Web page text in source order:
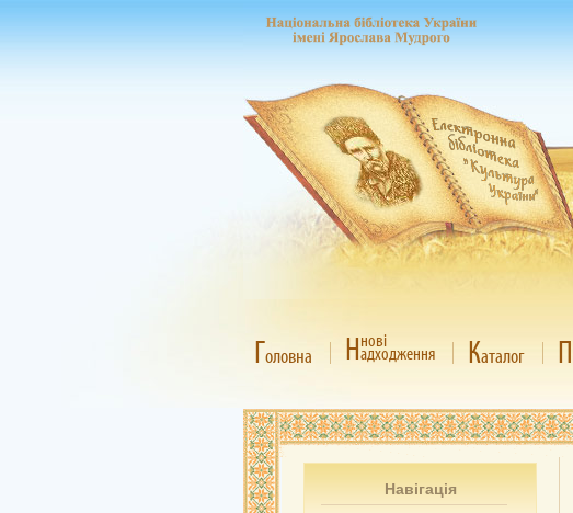
Головна Ннові
адходження Каталог П
Навігація